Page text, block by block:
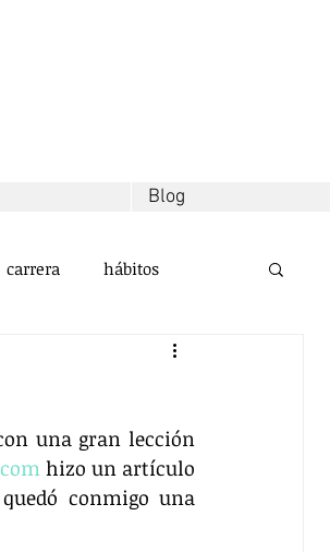
Blog
carrera hábitos
decisiones
mentalidad
una gran lección
hizo un artículo
conmigo una